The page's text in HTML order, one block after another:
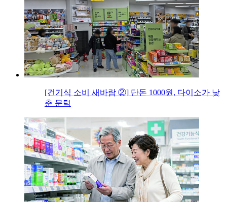
[건기식 소비 새바람 ②] 단돈 1000원, 다이소가 낮
춘 문턱